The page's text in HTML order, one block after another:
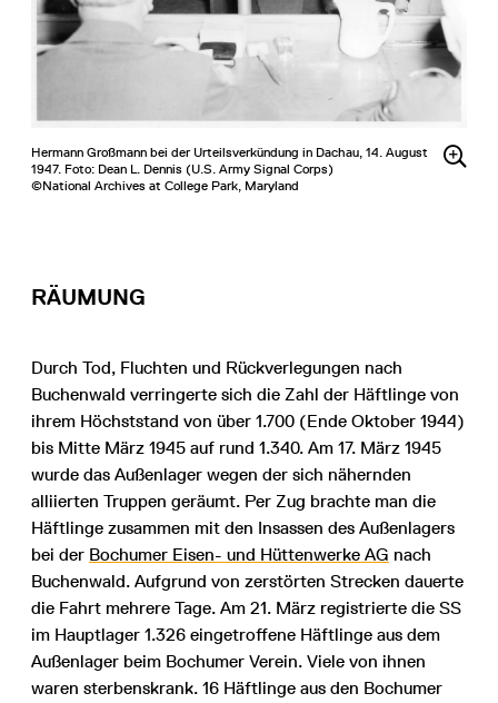
Hermann Großmann bei der Urteilsverkündung in Dachau, 14. August
1947. Foto: Dean L. Dennis (U.S. Army Signal Corps)
©National Archives at College Park, Maryland
RÄUMUNG
Durch Tod, Fluchten und Rückverlegungen nach
Buchenwald verringerte sich die Zahl der Häftlinge von
ihrem Höchststand von über 1.700 (Ende Oktober 1944)
bis Mitte März 1945 auf rund 1.340. Am 17. März 1945
wurde das Außenlager wegen der sich nähernden
alliierten Truppen geräumt. Per Zug brachte man die
Häftlinge zusammen mit den Insassen des Außenlagers
bei der Bochumer Eisen- und Hüttenwerke AG nach
Buchenwald. Aufgrund von zerstörten Strecken dauerte
die Fahrt mehrere Tage. Am 21. März registrierte die SS
im Hauptlager 1.326 eingetroffene Häftlinge aus dem
Außenlager beim Bochumer Verein. Viele von ihnen
waren sterbenskrank. 16 Häftlinge aus den Bochumer